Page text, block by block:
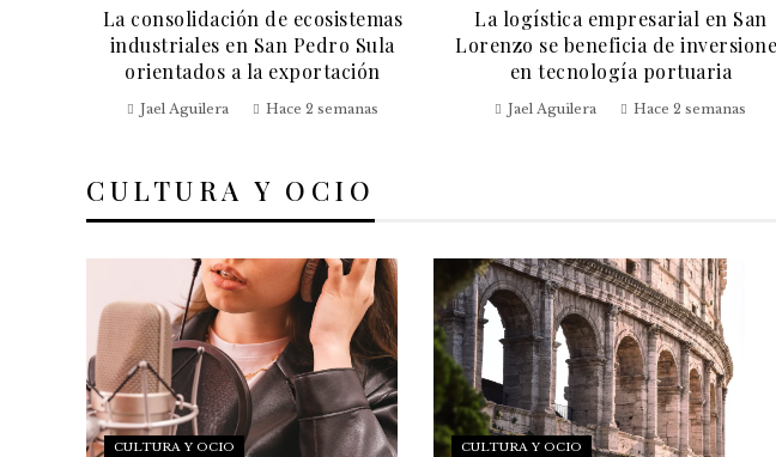
La consolidación de ecosistemas
industriales en San Pedro Sula
orientados a la exportación
Jael Aguilera Hace 2 semanas
La logística empresarial en San
Lorenzo se beneficia de
en tecnología portuaria
Jael Aguilera Hace 2 semanas
CULTURA Y OCIO
CULTURA Y OCIO CULTURA Y OCIO